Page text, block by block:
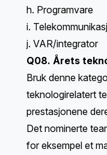
h. Programvare
i.
j. VAR/integrator
Q08. Årets
Bruk denne
teknologirelatert
prestasjonene
Det nominerte
for eksempel et